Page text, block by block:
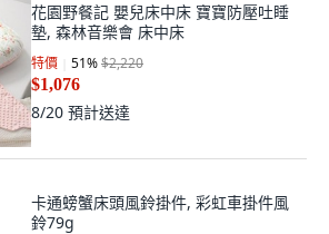
花園野餐記 嬰兒床中床 寶寶防壓吐睡
墊, 森林音樂會 床中床
特價 51%$2,220
$1,076
8/20 預計送達
卡通螃蟹床頭風鈴掛件, 彩虹車掛件風
鈴79g